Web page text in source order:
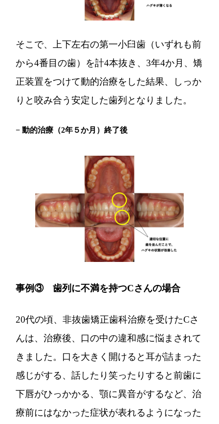
そこで、上下左右の第一小臼歯（いずれも前
から4番目の歯）を計4本抜き、3年4か月、矯
正装置をつけて動的治療をした結果、しっか
りと咬み合う安定した歯列となりました。
− 動的治療（2年５か月）終了後
事例③ 歯列に不満を持つCさんの場合
20代の頃、非抜歯矯正歯科治療を受けたCさ
んは、治療後、口の中の違和感に悩まされて
きました。口を大きく開けると耳が詰まった
感じがする、話したり笑ったりすると前歯に
下唇がひっかかる、顎に異音がするなど、治
療前にはなかった症状が表れるようになった